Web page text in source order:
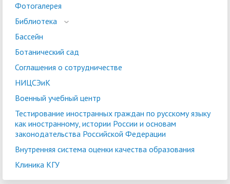
Фотогалерея
Библиотека
Бассейн
Ботанический сад
Соглашения о сотрудничестве
НИЦСЭиК
Военный учебный центр
Тестирование иностранных граждан по русскому языку
как иностранному, истории России и основам
законодательства Российской Федерации
Внутренняя система оценки качества образования
Клиника КГУ